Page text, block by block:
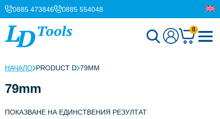
0885 473846 0885 554048
0
НАЧАЛО PRODUCT D 79MM
79mm
ПОКАЗВАНЕ НА ЕДИНСТВЕНИЯ РЕЗУЛТАТ